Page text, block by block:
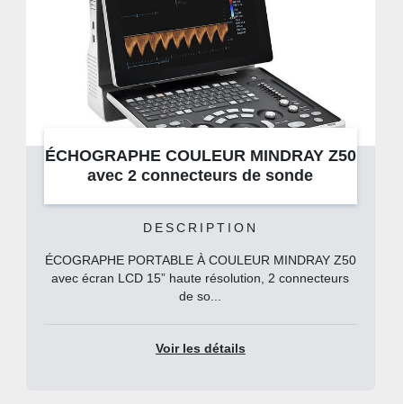
ÉCHOGRAPHE COULEUR MINDRAY Z50
avec 2 connecteurs de sonde
DESCRIPTION
ÉCOGRAPHE PORTABLE À COULEUR MINDRAY Z50
avec écran LCD 15” haute résolution, 2 connecteurs
de so...
Voir les détails